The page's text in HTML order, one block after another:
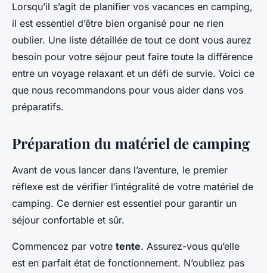
Lorsqu’il s’agit de planifier vos vacances en camping,
il est essentiel d’être bien organisé pour ne rien
oublier. Une liste détaillée de tout ce dont vous aurez
besoin pour votre séjour peut faire toute la différence
entre un voyage relaxant et un défi de survie. Voici ce
que nous recommandons pour vous aider dans vos
préparatifs.
Préparation du matériel de camping
Avant de vous lancer dans l’aventure, le premier
réflexe est de vérifier l’intégralité de votre matériel de
camping. Ce dernier est essentiel pour garantir un
séjour confortable et sûr.
Commencez par votre tente. Assurez-vous qu’elle
est en parfait état de fonctionnement. N’oubliez pas